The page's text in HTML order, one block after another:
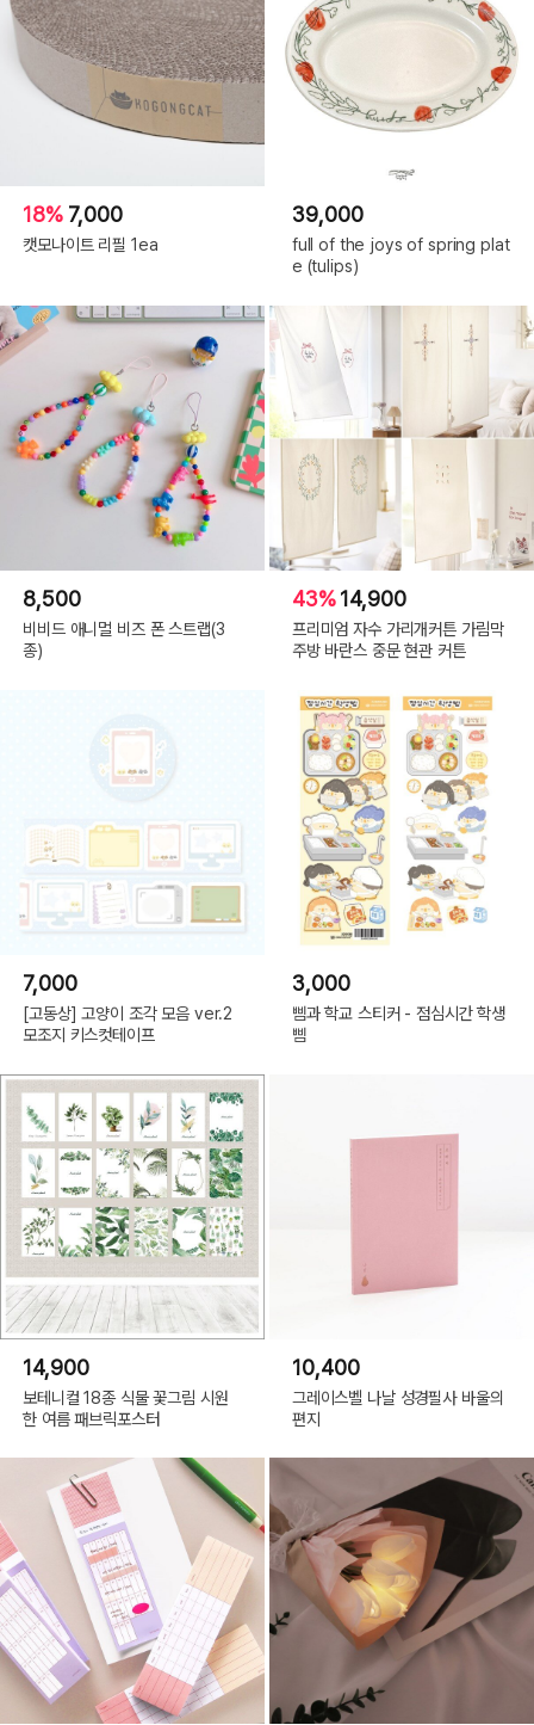
18% 7,000
캣모나이트 리필 1ea
39,000
full of the joys of spring plat
e (tulips)
8,500
비비드 애니멀 비즈 폰 스트랩(3
종)
43%14,900
프리미엄 자수 가리개커튼 가림막
주방 바란스 중문 현관 커튼
7,000
[고동상] 고양이 조각 모음 ver.2
모조지 키스컷테이프
3,000
삠과 학교 스티커 - 점심시간 학생
삠
14,900
보테니컬 18종 식물 꽃그림 시원
한 여름 패브릭포스터
10,400
그레이스벨 나날 성경필사 바울의
편지